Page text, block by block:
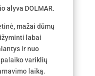
alyva DOLMAR.
mažai dūmų
labai
ir nuo
variklių
laiką.